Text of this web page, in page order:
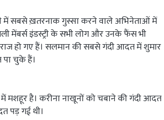
में सबसे ख़तरनाक गुस्सा करने वाले अभिनेताओं में
इंडस्ट्री के सभी लोग और उनके फैंस भी
हो गए हैं। सलमान की सबसे गंदी आदत में शुमार
पा चुके हैं।
मशहूर है। करीना नाखूनों को चबाने की गंदी आदत
पड़ गई थी।